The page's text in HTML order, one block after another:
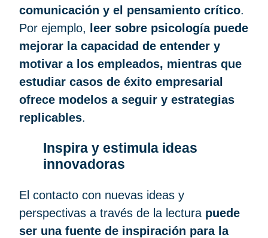
comunicación y el pensamiento crítico.
Por ejemplo,
leer sobre psicología puede
mejorar la capacidad de entender y
motivar a los empleados, mientras que
estudiar casos de éxito empresarial
ofrece modelos a seguir y estrategias
replicables.
Inspira y estimula ideas
innovadoras
El contacto con nuevas ideas y
perspectivas a través de la lectura puede
ser una fuente de inspiración para la